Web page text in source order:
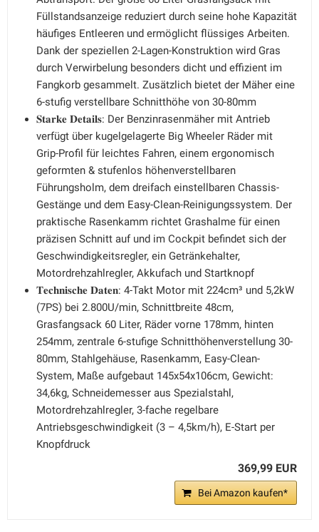
Füllstandsanzeige reduziert durch seine hohe Kapazität
häufiges Entleeren und ermöglicht flüssiges Arbeiten.
Dank der speziellen 2-Lagen-Konstruktion wird Gras
durch Verwirbelung besonders dicht und effizient im
Fangkorb gesammelt. Zusätzlich bietet der Mäher eine
6-stufig verstellbare Schnitthöhe von 30-80mm
𝐒𝐭𝐚𝐫𝐤𝐞 𝐃𝐞𝐭𝐚𝐢𝐥𝐬: Der Benzinrasenmäher mit Antrieb
verfügt über kugelgelagerte Big Wheeler Räder mit
Grip-Profil für leichtes Fahren, einem ergonomisch
geformten & stufenlos höhenverstellbaren
Führungsholm, dem dreifach einstellbaren Chassis-
Gestänge und dem Easy-Clean-Reinigungssystem. Der
praktische Rasenkamm richtet Grashalme für einen
präzisen Schnitt auf und im Cockpit befindet sich der
Geschwindigkeitsregler, ein Getränkehalter,
Motordrehzahlregler, Akkufach und Startknopf
𝐓𝐞𝐜𝐡𝐧𝐢𝐬𝐜𝐡𝐞 𝐃𝐚𝐭𝐞𝐧: 4-Takt Motor mit 224cm³ und 5,2kW
(7PS) bei 2.800U/min, Schnittbreite 48cm,
Grasfangsack 60 Liter, Räder vorne 178mm, hinten
254mm, zentrale 6-stufige Schnitthöhenverstellung 30-
80mm, Stahlgehäuse, Rasenkamm, Easy-Clean-
System, Maße aufgebaut 145x54x106cm, Gewicht:
34,6kg, Schneidemesser aus Spezialstahl,
Motordrehzahlregler, 3-fache regelbare
Antriebsgeschwindigkeit (3 – 4,5km/h), E-Start per
Knopfdruck
369,99 EUR
Bei Amazon kaufen*